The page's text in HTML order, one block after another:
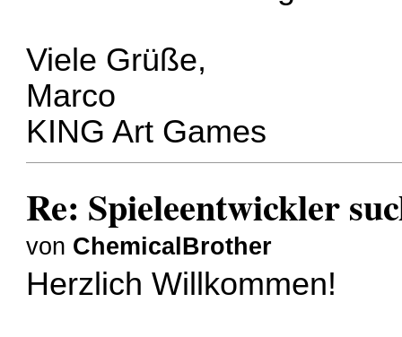
Viele Grüße,
Marco
KING Art Games
Re: Spieleentwickler
von ChemicalBrother
Herzlich Willkommen!